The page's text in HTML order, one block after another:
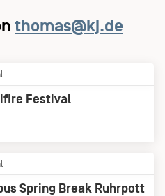
thomas@kj.de
Festival
Spring Break Ruhrpott